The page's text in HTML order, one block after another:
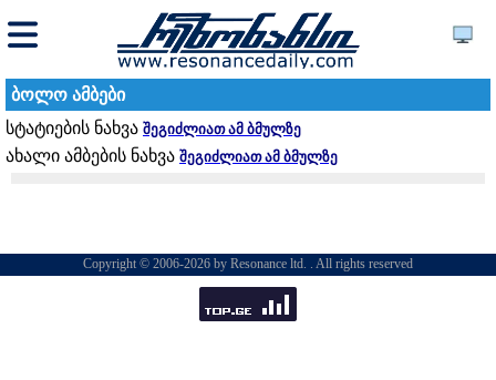
ბოლო ამბები
სტატიების ნახვა შეგიძლიათ ამ ბმულზე
ახალი ამბების ნახვა შეგიძლიათ ამ ბმულზე
Copyright © 2006-2026 by Resonance ltd. . All rights reserved